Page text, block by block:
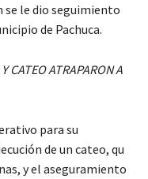
se le dio seguimiento
de Pachuca.
CATEO ATRAPARON A
para su
de un cateo, qu
y el aseguramiento